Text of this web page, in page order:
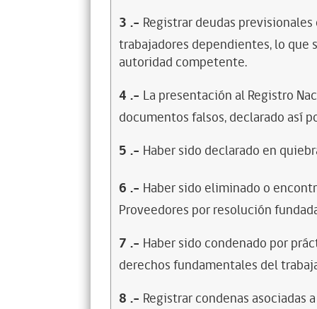
3 .- Registrar deudas
trabajadores dependientes, lo
autoridad competente.
4 .- La presentación al Registro
documentos falsos, declarado así
5 .- Haber sido declarado en
6 .- Haber sido eliminado o
Proveedores por resolución
7 .- Haber sido condenado por
derechos fundamentales del
8 .- Registrar condenas asociadas